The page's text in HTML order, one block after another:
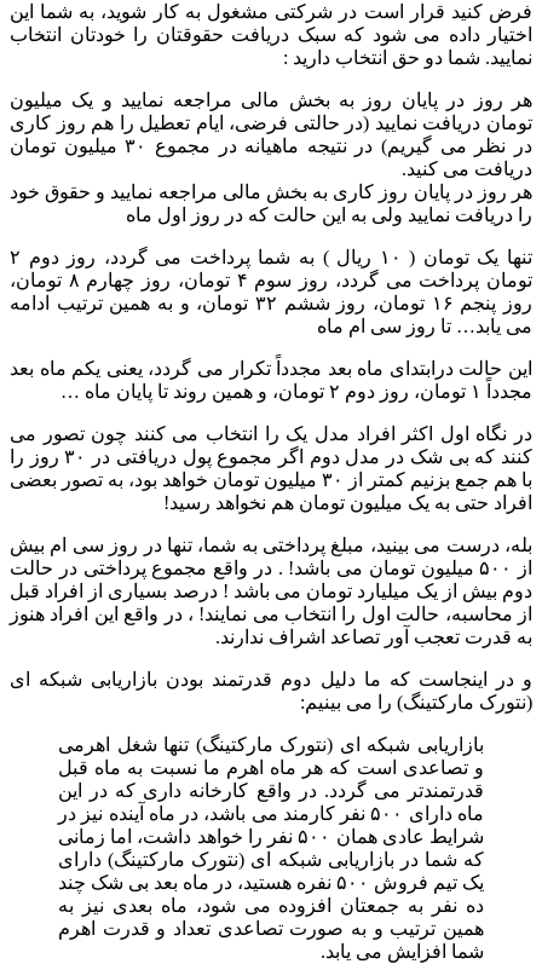
فرض کنید قرار است در شرکتی مشغول به کار شوید، به شما این
اختیار داده می شود که سبک دریافت حقوقتان را خودتان انتخاب
نمایید. شما دو حق انتخاب دارید :
هر روز در پایان روز به بخش مالی مراجعه نمایید و یک میلیون
تومان دریافت نمایید (در حالتی فرضی، ایام تعطیل را هم روز کاری
در نظر می گیریم) در نتیجه ماهیانه در مجموع ۳۰ میلیون تومان
دریافت می کنید.
هر روز در پایان روز کاری به بخش مالی مراجعه نمایید و حقوق خود
را دریافت نمایید ولی به این حالت که در روز اول ماه
تنها یک تومان ( ۱۰ ریال ) به شما پرداخت می گردد، روز دوم ۲
تومان پرداخت می گردد، روز سوم ۴ تومان، روز چهارم ۸ تومان،
روز پنجم ۱۶ تومان، روز ششم ۳۲ تومان، و به همین ترتیب ادامه
می یابد… تا روز سی ام ماه
این حالت درابتدای ماه بعد مجدداً تکرار می گردد، یعنی یکم ماه بعد
مجدداً ۱ تومان، روز دوم ۲ تومان، و همین روند تا پایان ماه …
در نگاه اول اکثر افراد مدل یک را انتخاب می کنند چون تصور می
کنند که بی شک در مدل دوم اگر مجموع پول دریافتی در ۳۰ روز را
با هم جمع بزنیم کمتر از ۳۰ میلیون تومان خواهد بود، به تصور بعضی
افراد حتی به یک میلیون تومان هم نخواهد رسید!
بله، درست می بینید، مبلغ پرداختی به شما، تنها در روز سی ام بیش
از ۵۰۰ میلیون تومان می باشد! . در واقع مجموع پرداختی در حالت
دوم بیش از یک میلیارد تومان می باشد ! درصد بسیاری از افراد قبل
از محاسبه، حالت اول را انتخاب می نمایند! ، در واقع این افراد هنوز
به قدرت تعجب آور تصاعد اشراف ندارند.
و در اینجاست که ما دلیل دوم قدرتمند بودن بازاریابی شبکه ای
(نتورک مارکتینگ) را می بینیم:
بازاریابی شبکه ای (نتورک مارکتینگ) تنها شغل اهرمی
و تصاعدی است که هر ماه اهرم ما نسبت به ماه قبل
قدرتمندتر می گردد. در واقع کارخانه داری که در این
ماه دارای ۵۰۰ نفر کارمند می باشد، در ماه آینده نیز در
شرایط عادی همان ۵۰۰ نفر را خواهد داشت، اما زمانی
که شما در بازاریابی شبکه ای (نتورک مارکتینگ) دارای
یک تیم فروش ۵۰۰ نفره هستید، در ماه بعد بی شک چند
ده نفر به جمعتان افزوده می شود، ماه بعدی نیز به
همین ترتیب و به صورت تصاعدی تعداد و قدرت اهرم
شما افزایش می یابد.